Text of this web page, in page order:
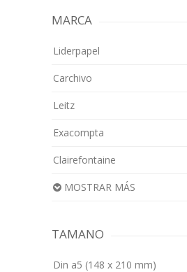
MARCA
Liderpapel
Carchivo
Leitz
Exacompta
Clairefontaine
MOSTRAR MÁS
TAMANO
Din a5 (148 x 210 mm)